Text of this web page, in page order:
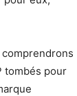
tombés pour